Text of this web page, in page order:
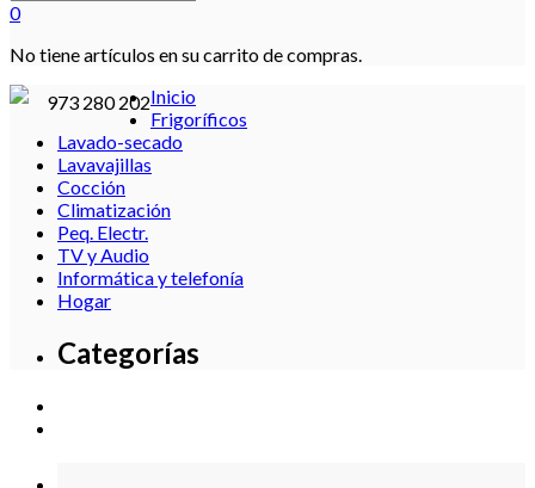
0
No tiene artículos en su carrito de compras.
973 280 202Inicio
Frigoríficos
Lavado-secado
Lavavajillas
Cocción
Climatización
Peq. Electr.
TV y Audio
Informática y telefonía
Hogar
Categorías